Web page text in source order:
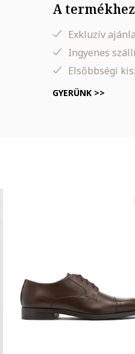
A
Exkluzív
Ingyenes
Elsőbbségi
GYERÜNK >>